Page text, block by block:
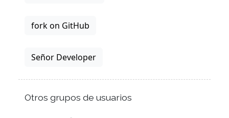
fork on GitHub
Señor Developer
Otros grupos de usuarios